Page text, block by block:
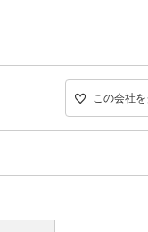
この会社